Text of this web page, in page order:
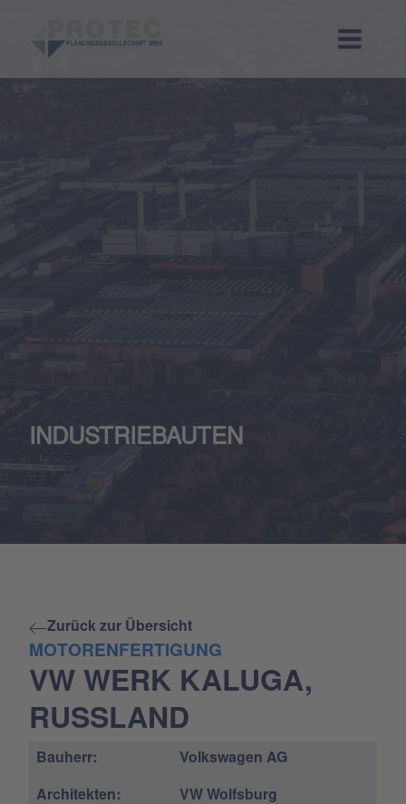
INDUSTRIEBAUTEN
Zurück zur Übersicht
MOTORENFERTIGUNG
VW WERK KALUGA,
RUSSLAND
Bauherr: Volkswagen AG
Architekten: VW Wolfsburg